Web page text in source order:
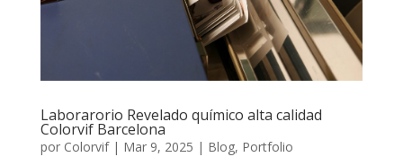
Laborarorio Revelado químico alta calidad
Colorvif Barcelona
por Colorvif| Mar 9, 2025 | Blog, Portfolio